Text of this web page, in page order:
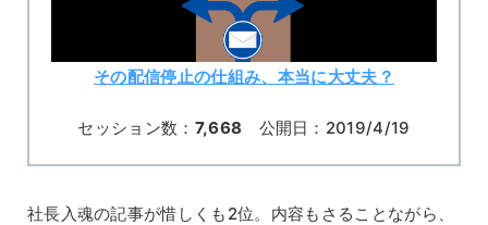
その配信停止の仕組み、本当に大丈夫？
セッション数： 7,668 公開日：2019/4/19
社長入魂の記事が惜しくも2位。内容もさることながら、